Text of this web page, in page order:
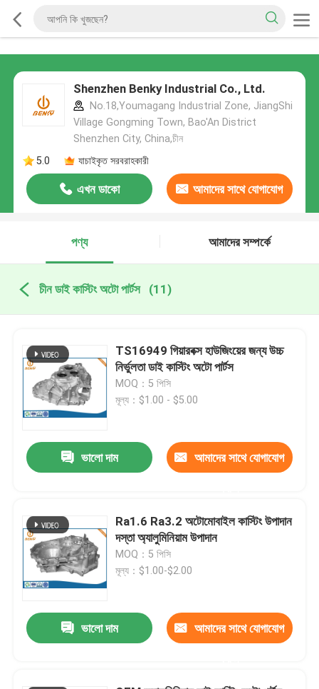
Shenzhen Benky Industrial Co., Ltd.
No.18,Youmagang Industrial Zone, JiangShi
Village Gongming Town, Bao'An District
Shenzhen City, China,চীন
5.0
যাচাইকৃত সরবরাহকারী
এখন ডাকো আমাদের সাথে যোগাযোগ
পণ্য
আমাদের সম্পর্কে
চীন ডাই কাস্টিং অটো পার্টস (11)
TS16949 গিয়ারবক্স হাউজিংয়ের জন্য উচ্চ
নির্ভুলতা ডাই কাস্টিং অটো পার্টস
MOQ：5 পিসি
মূল্য：$1.00 - $5.00
ভালো দাম আমাদের সাথে যোগাযোগ
Ra1.6 Ra3.2 অটোমোবাইল কাস্টিং উপাদান
দস্তা অ্যালুমিনিয়াম উপাদান
MOQ：5 পিসি
মূল্য：$1.00-$2.00
ভালো দাম আমাদের সাথে যোগাযোগ